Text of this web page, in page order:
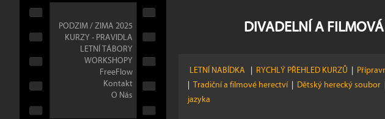
PODZIM / ZIMA 2025
KURZY - PRAVIDLA
LETNÍ TÁBORY
WORKSHOPY
FreeFlow
Kontakt
O Nás
DIVADELNÍ A
LETNÍ NABÍDKA | RYCHLÝ PŘEHLED KURZŮ |
| Tradiční a filmové herectví | Dětský herecký soubor
jazyka